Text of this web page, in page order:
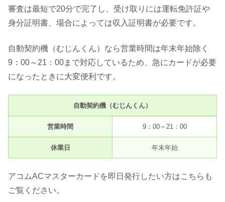
審査は最短で20分で完了し、受け取りには運転免許証や
身分証明書、場合によっては収入証明書が必要です。
自動契約機（むじんくん）なら営業時間は年末年始除く
9：00～21：00まで対応しているため、急にカードが必要
になったときに大変便利です。
自動契約機（むじんくん）
営業時間 9：00～21：00
休業日 年末年始
アコムACマスターカードを即日発行したい方はこちらも
ご覧ください。